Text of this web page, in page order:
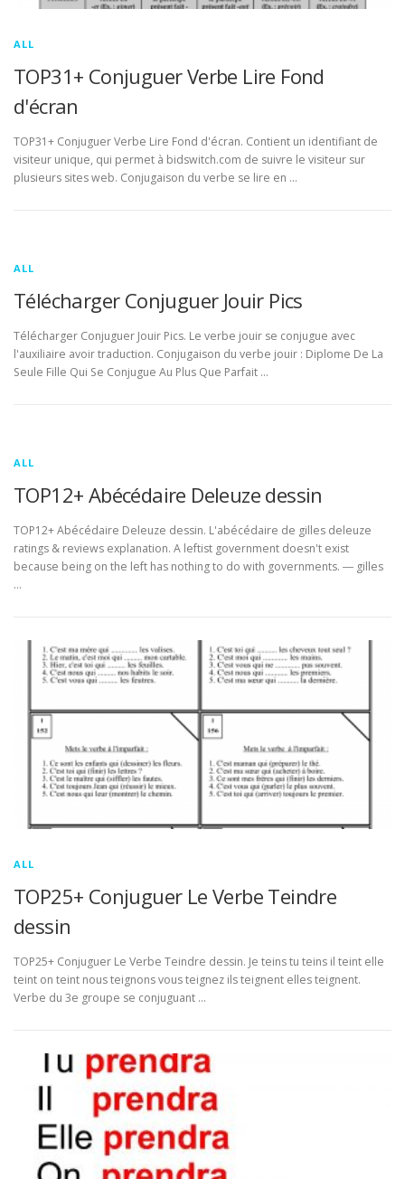
ALL
TOP31+ Conjuguer Verbe Lire Fond
d'écran
TOP31+ Conjuguer Verbe Lire Fond d'écran. Contient un identifiant de
visiteur unique, qui permet à bidswitch.com de suivre le visiteur sur
plusieurs sites web. Conjugaison du verbe se lire en …
ALL
Télécharger Conjuguer Jouir Pics
Télécharger Conjuguer Jouir Pics. Le verbe jouir se conjugue avec
l'auxiliaire avoir traduction. Conjugaison du verbe jouir : Diplome De La
Seule Fille Qui Se Conjugue Au Plus Que Parfait …
ALL
TOP12+ Abécédaire Deleuze dessin
TOP12+ Abécédaire Deleuze dessin. L'abécédaire de gilles deleuze
ratings & reviews explanation. A leftist government doesn't exist
because being on the left has nothing to do with governments. ― gilles
…
ALL
TOP25+ Conjuguer Le Verbe Teindre
dessin
TOP25+ Conjuguer Le Verbe Teindre dessin. Je teins tu teins il teint elle
teint on teint nous teignons vous teignez ils teignent elles teignent.
Verbe du 3e groupe se conjuguant …